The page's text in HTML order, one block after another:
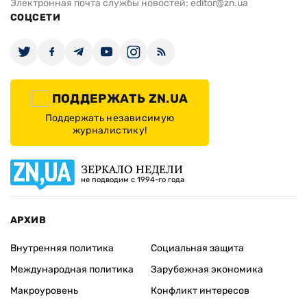
Электронная почта службы новостей: editor@zn.ua
СОЦСЕТИ
ПОДДЕРЖАТЬ ZN.UA
Поддержать независимую
журналистику!
ЗЕРКАЛО НЕДЕЛИ
не подводим с 1994-го года
АРХИВ
Внутренняя политика
Международная политика
Макроуровень
Социальная защита
Зарубежная экономика
Конфликт интересов